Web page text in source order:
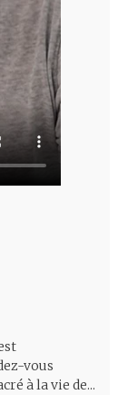
vous
à la vie de...